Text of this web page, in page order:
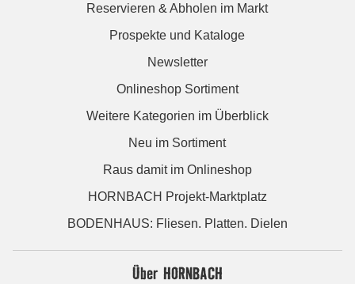
Reservieren & Abholen im Markt
Prospekte und Kataloge
Newsletter
Onlineshop Sortiment
Weitere Kategorien im Überblick
Neu im Sortiment
Raus damit im Onlineshop
HORNBACH Projekt-Marktplatz
BODENHAUS: Fliesen. Platten. Dielen
Über HORNBACH